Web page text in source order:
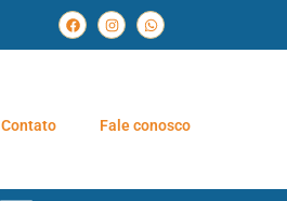
Contato Fale conosco